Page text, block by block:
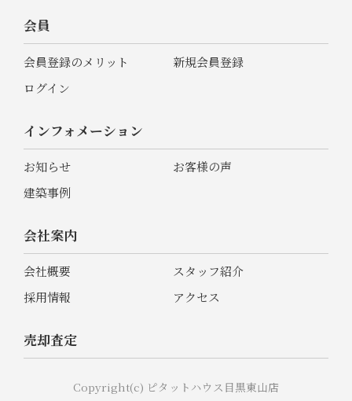
会員
会員登録のメリット
新規会員登録
ログイン
インフォメーション
お知らせ
お客様の声
建築事例
会社案内
会社概要
スタッフ紹介
採用情報
アクセス
売却査定
Copyright(c) ピタットハウス目黒東山店